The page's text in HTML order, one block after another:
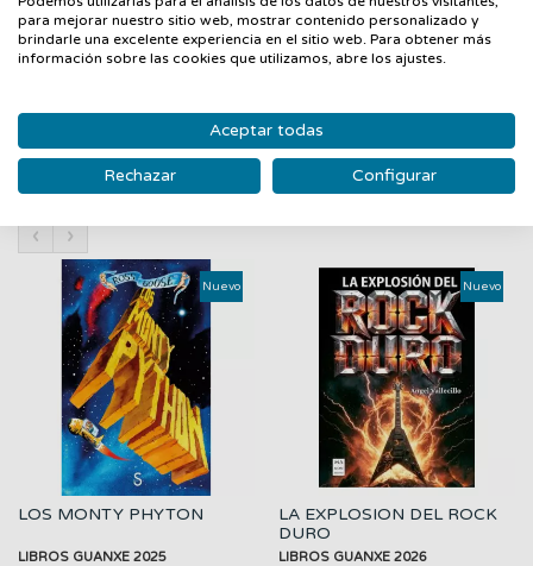
época de finales del siglo XIX y principios del XX, en la que se
fue configurando laidentidad femenina con la aparición de
nuevos modelos de mujer.
PRODUCTOS RELACIONADOS
‹ ›
Nuevo
LOS MONTY PHYTON
LIBROS GUANXE 2025
Nuevo
LA EXPLOSION DEL ROCK
DURO
LIBROS GUANXE 2026
para mejorar nuestro sitio web, mostrar contenido personalizado y
brindarle una excelente experiencia en el sitio web. Para obtener más
información sobre las cookies que utilizamos, abre los ajustes.
Aceptar todas
Rechazar Configurar